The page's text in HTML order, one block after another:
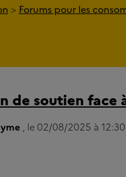
Forums pour les
de soutien face
, le 02/08/2025 à 12:30